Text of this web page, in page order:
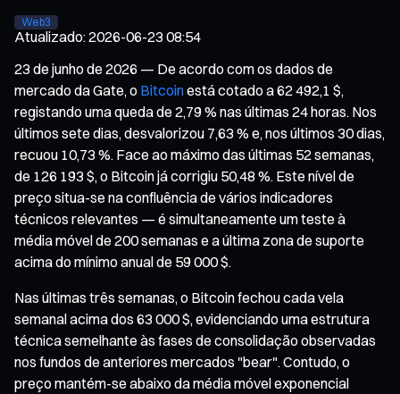
Web3
Atualizado:2026-06-23 08:54
23 de junho de 2026 — De acordo com os dados de
mercado da Gate, o Bitcoinestá cotado a 62 492,1 $,
registando uma queda de 2,79 % nas últimas 24 horas. Nos
últimos sete dias, desvalorizou 7,63 % e, nos últimos 30 dias,
recuou 10,73 %. Face ao máximo das últimas 52 semanas,
de 126 193 $, o Bitcoin já corrigiu 50,48 %. Este nível de
preço situa-se na confluência de vários indicadores
técnicos relevantes — é simultaneamente um teste à
média móvel de 200 semanas e a última zona de suporte
acima do mínimo anual de 59 000 $.
Nas últimas três semanas, o Bitcoin fechou cada vela
semanal acima dos 63 000 $, evidenciando uma estrutura
técnica semelhante às fases de consolidação observadas
nos fundos de anteriores mercados "bear". Contudo, o
preço mantém-se abaixo da média móvel exponencial